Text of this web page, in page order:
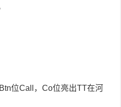
位Call，Co位亮出TT在河